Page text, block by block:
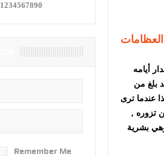
أحمد فريحات.. مبارك ومزيدا من التوفيق
أيامه
بلغ من
عندما ترى
تزوره ,
وهي بشرية
1234567890
Remember Me